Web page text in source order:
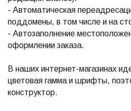
- Автоматическая
поддомены, в том числе и на
- Автозаполнение
оформлении заказа.
В наших интернет-магазинах
цветовая гамма и шрифты,
конструктор.